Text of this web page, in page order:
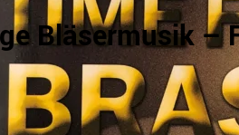
Bläsermusik –